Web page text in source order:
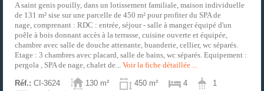
A saint genis pouilly, dans un lotissement familiale, maison individuelle
de 131 m² sise sur une parcelle de 450 m² pour profiter du SPA de
nage, comprenant : RDC : entrée, séjour - salle à manger équipé d'un
poêle à bois donnant accès à la terrasse, cuisine ouverte et équipée,
chambre avec salle de douche attenante, buanderie, cellier, wc séparés.
Etage : 3 chambres avec placard, salle de bains, wc séparés. Equipement :
pergola , SPA de nage, chalet de... Voir la fiche détaillée ...
Réf.: CI-3624 130 m² 450 m² 4
1